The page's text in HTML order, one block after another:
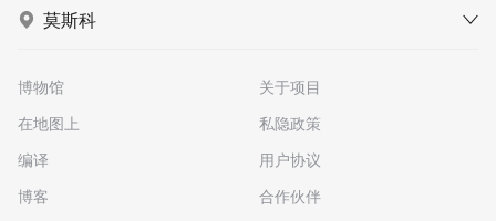
莫斯科
博物馆
在地图上
编译
博客
关于项目
私隐政策
用户协议
合作伙伴